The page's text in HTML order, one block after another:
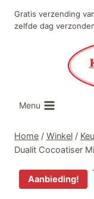
naar
Gratis verzending
zelfde dag
Menu
Home / Winkel /
Dualit Cocoatiser
Aanbieding!